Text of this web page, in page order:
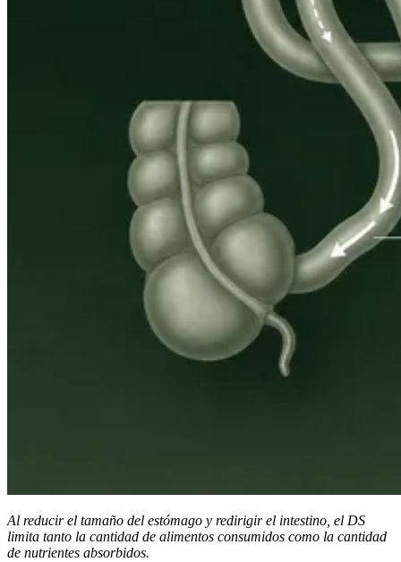
Al reducir el tamaño del estómago y redirigir el intestino, el DS
limita tanto la cantidad de alimentos consumidos como la cantidad
de nutrientes absorbidos.